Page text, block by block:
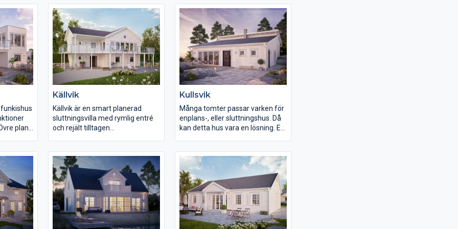
Huset
en
ett tvåplanshus, är det fullhöjd i
alla delar av det övre planet,
vilket ger mycket rymliga
sovrum. Huset har en funktionell
tvättstuga med plats för
förvaring.
placering. Övre plan är en ren
familjedel med separat
föräldradel och 3 barnsovrum
med egen toalett. Passar in i alla
miljöer, där detaljplanen tillåter
hus i två plan.
plan
Z-
stora
plan
rymd.
kvm
Källvik
Källvik är en smart planerad
sluttningsvilla med rymlig entré
och rejält tilltagen
ovanvåningen erbjuds härligt
ljusinsläpp till den öppna planlös-
ningen. Den stora balkongen
förlänger effektivt
vardagsrummet på
sommarhalvåret till en här- ligt
stor umgängesyta. Källvik är
utrustat med fyra rejäla sovrum
Kullsvik
Många tomter passar varken för
enplans-, eller sluttningshus. Då
kan detta hus vara en lösning. En
allrumsfunktion, som även
öppnar upp för sikt och ljus
genom huset. Pulpettak över
vardagsrummet medger en hög
rumshöjd och förstärker också
sambandet med allrummet. Tack
vare den tydliga uppdelningen i
två huskroppar, är det tacksamt